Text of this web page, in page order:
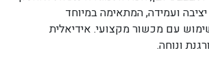
ועמידה, המתאימה במיוחד
עם מכשור מקצועי. אידיאלית
ונוחה.